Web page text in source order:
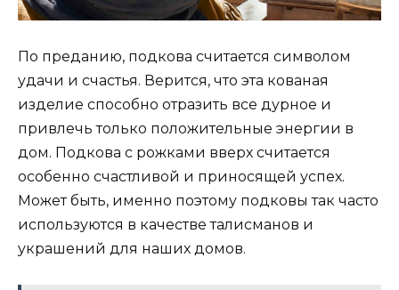
По преданию, подкова считается символом
удачи и счастья. Верится, что эта кованая
изделие способно отразить все дурное и
привлечь только положительные энергии в
дом. Подкова с рожками вверх считается
особенно счастливой и приносящей успех.
Может быть, именно поэтому подковы так часто
используются в качестве талисманов и
украшений для наших домов.